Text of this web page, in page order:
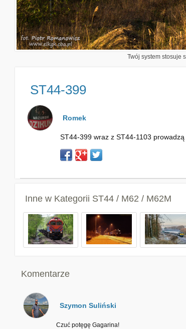
Twój system stosuje
ST44-399
Romek
ST44-399 wraz z ST44-1103
Inne w Kategorii ST44 / M62 / M62M
Komentarze
Szymon Suliński
Czuć potęgę Gagarina!